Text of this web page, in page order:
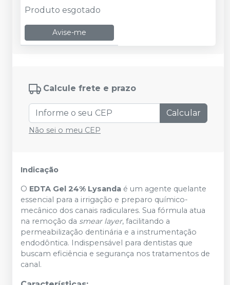
Produto esgotado
Avise-me
Calcule frete e prazo
Calcular
Não sei o meu CEP
Indicação
O EDTA Gel 24% Lysanda é um agente quelante
essencial para a irrigação e preparo químico-
mecânico dos canais radiculares. Sua fórmula atua
na remoção da smear layer, facilitando a
permeabilização dentinária e a instrumentação
endodôntica. Indispensável para dentistas que
buscam eficiência e segurança nos tratamentos de
canal.